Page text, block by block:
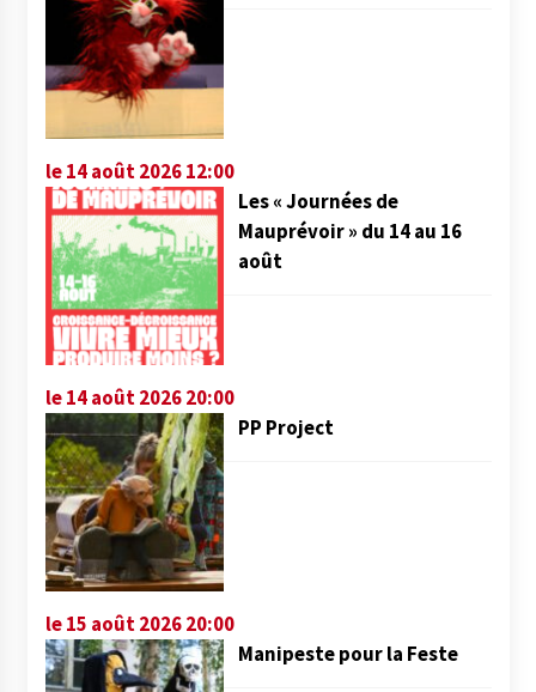
le 14 août 2026 12:00
Les « Journées de
Mauprévoir » du 14 au 16
août
le 14 août 2026 20:00
PP Project
le 15 août 2026 20:00
Manipeste pour la Feste